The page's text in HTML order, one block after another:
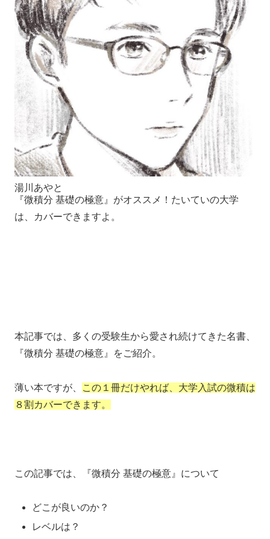
湯川あやと
『微積分 基礎の極意』がオススメ！たいていの大学
は、カバーできますよ。
本記事では、多くの受験生から愛され続けてきた名書、
『微積分 基礎の極意』をご紹介。
薄い本ですが、
この１冊だけやれば、大学入試の微積は
８割カバーできます。
この記事では、『微積分 基礎の極意』について
どこが良いのか？
レベルは？